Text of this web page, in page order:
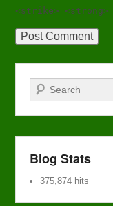
<strike> <strong>
Search
Blog Stats
375,874 hits